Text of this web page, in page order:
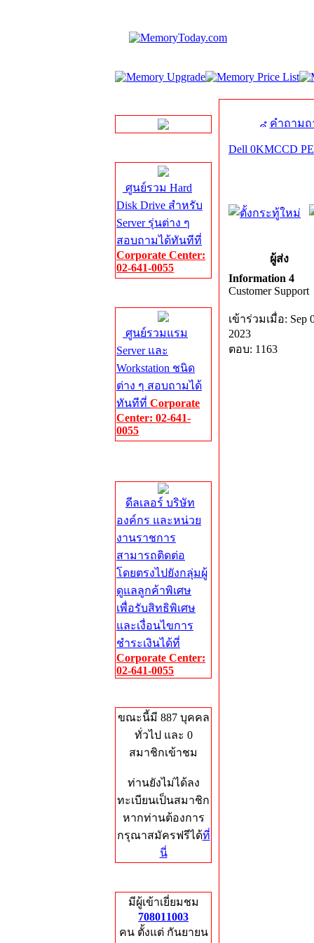
ศูนย์รวม Hard
Disk Drive สำหรับ
Server รุ่นต่าง ๆ
สอบถามได้ทันทีที่
Corporate Center:
02-641-0055
ศูนย์รวมแรม
Server และ
Workstation ชนิด
ต่าง ๆ สอบถามได้
ทันทีที่ Corporate
Center: 02-641-
0055
ดีลเลอร์ บริษัท
องค์กร และหน่วย
งานราชการ
สามารถติดต่อ
โดยตรงไปยังกลุ่มผู้
ดูแลลูกค้าพิเศษ
เพื่อรับสิทธิพิเศษ
และเงื่อนไขการ
ชำระเงินได้ที่
Corporate Center:
02-641-0055
ขณะนี้มี 887 บุคคล
ทั่วไป และ 0
สมาชิกเข้าชม
ท่านยังไม่ได้ลง
ทะเบียนเป็นสมาชิก
หากท่านต้องการ
กรุณาสมัครฟรีได้ที่
นี่
มีผู้เข้าเยี่ยมชม
708011003
คน ตั้งแต่ กันยายน
คำถาม
Dell 0KMCCD
ผู้ส่ง
Information 4
Customer Support
เข้าร่วมเมื่อ: Sep
2023
ตอบ: 1163